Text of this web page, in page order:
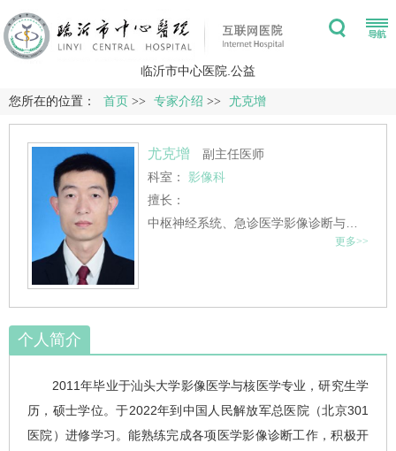
临沂市中心医院.公益
您所在的位置： 首页 >> 专家介绍 >> 尤克增
尤克增
副主任医师
科室： 影像科
擅长：
更多>>
个人简介
2011年毕业于汕头大学影像医学与核医学专业，研究生学
历，硕士学位。于2022年到中国人民解放军总医院（北京301
医院）进修学习。能熟练完成各项医学影像诊断工作，积极开